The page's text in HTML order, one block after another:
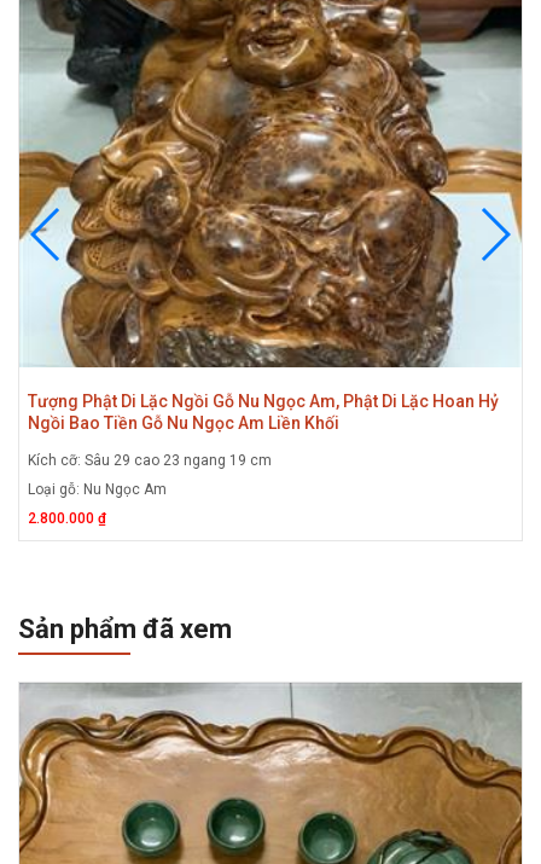
Tượng Phật Di Lặc Ngồi Gỗ Nu Ngọc Am, Phật Di Lặc Hoan Hỷ
Ngồi Bao Tiền Gỗ Nu Ngọc Am Liền Khối
Kích cỡ: Sâu 29 cao 23 ngang 19 cm
Loại gỗ: Nu Ngọc Am
2.800.000 ₫
Sản phẩm đã xem